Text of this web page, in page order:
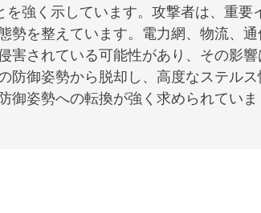
強く示しています。攻撃者は、重要
勢を整えています。電力網、物流、
害されている可能性があり、その影
防御姿勢から脱却し、高度なステル
御姿勢への転換が強く求められていま